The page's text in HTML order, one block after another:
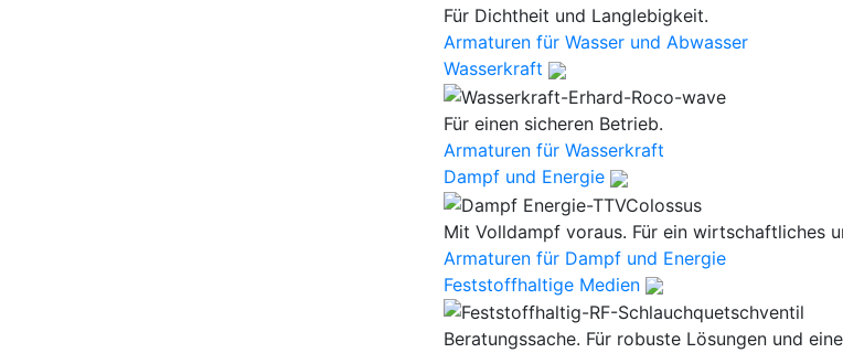
Für Dichtheit und Langlebigkeit.
Armaturen für Wasser und Abwasser
Wasserkraft
Für einen sicheren Betrieb.
Armaturen für Wasserkraft
Dampf und Energie
Mit Volldampf voraus. Für ein wirtschaftliches
Armaturen für Dampf und Energie
Feststoffhaltige Medien
Beratungssache. Für robuste Lösungen und